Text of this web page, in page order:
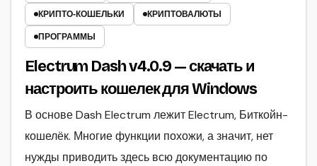
КРИПТО‑КОШЕЛЬКИ
КРИПТОВАЛЮТЫ
ПРОГРАММЫ
Electrum Dash v4.0.9 — скачать и
настроить кошелек для Windows
В основе Dash Electrum лежит Electrum, Биткойн-
кошелёк. Многие функции похожи, а значит, нет
нужды приводить здесь всю документацию по